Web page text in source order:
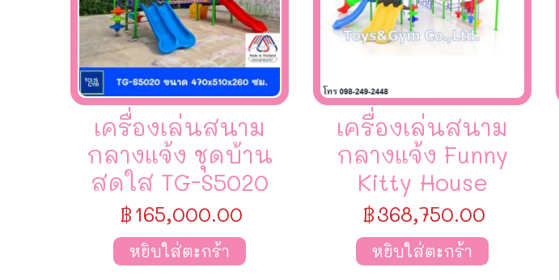
เครื่องเล่นสนาม
กลางแจ้ง ชุดบ้าน
สดใส TG-S5020
฿165,000.00
หยิบใส่ตะกร้า
เครื่องเล่นสนาม
กลางแจ้ง Funny
Kitty House
฿368,750.00
หยิบใส่ตะกร้า